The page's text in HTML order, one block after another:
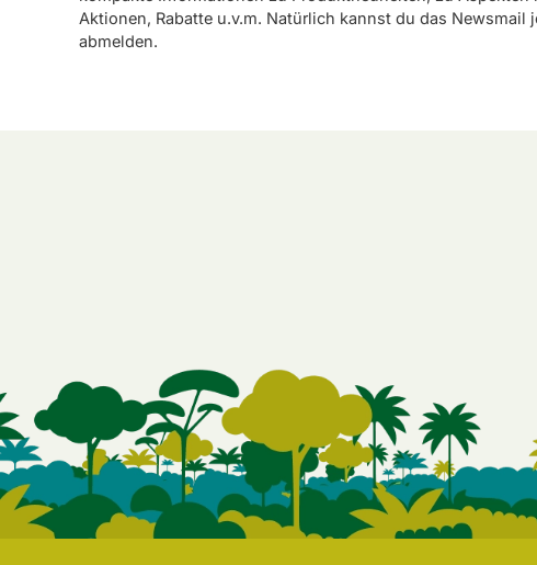
Aktionen, Rabatte u.v.m. Natürlich kannst du das Newsmail
abmelden.